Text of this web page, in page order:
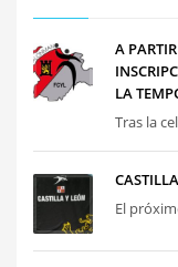
A
LA
Tras la
El